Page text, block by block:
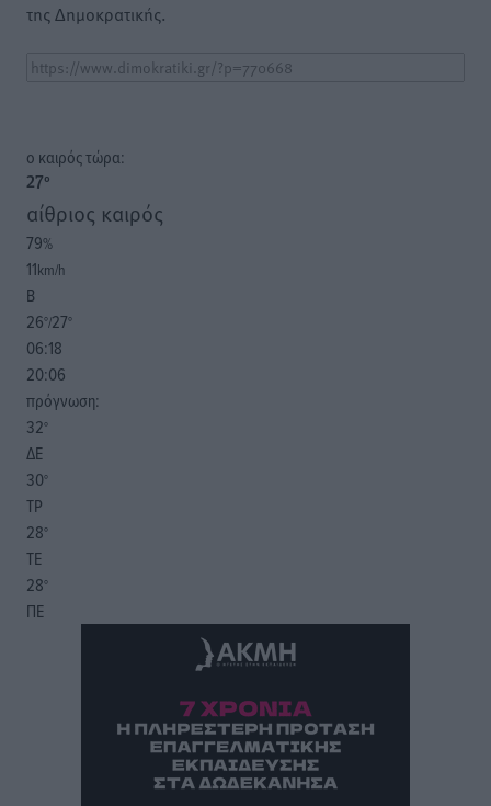
της Δημοκρατικής.
o καιρός τώρα:
27°
αίθριος καιρός
79%
11km/h
Β
26°/27°
06:18
20:06
πρόγνωση:
32°
ΔΕ
30°
ΤΡ
28°
ΤΕ
28°
ΠΕ